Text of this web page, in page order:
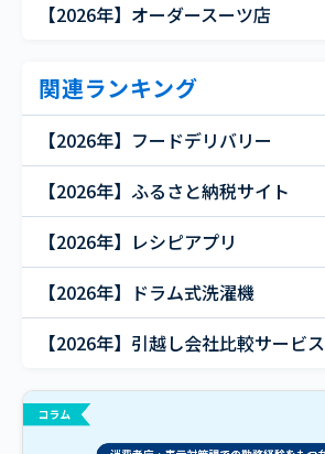
【2026年】オーダースーツ店
関連ランキング
【2026年】フードデリバリー
【2026年】ふるさと納税サイト
【2026年】レシピアプリ
【2026年】ドラム式洗濯機
【2026年】引越し会社比較サービス